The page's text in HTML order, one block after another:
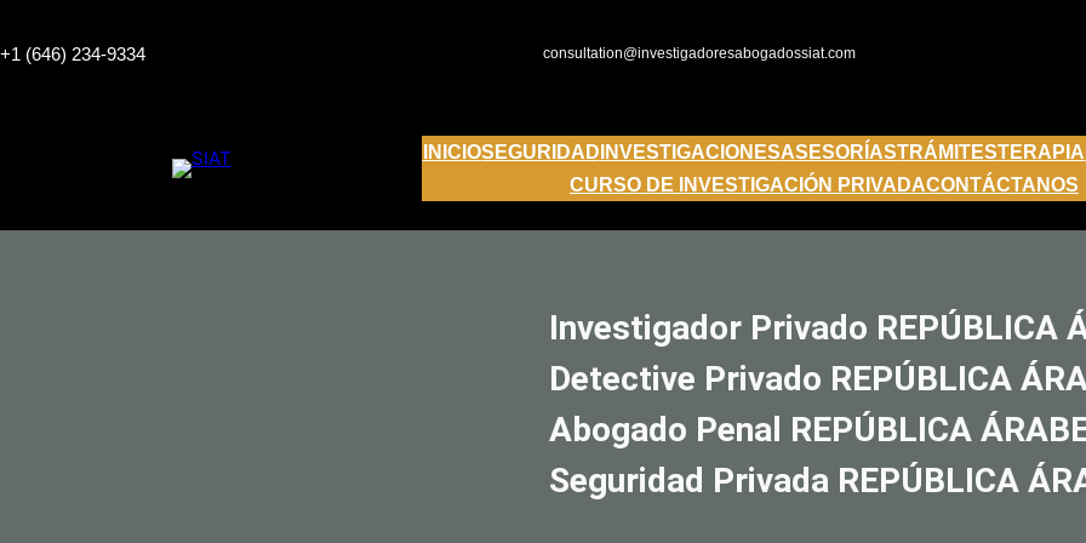
al
+1 (646) 234-9334 consultation@investigadoresabogadossiat.com
INICIOSEGURIDAD INVESTIGACIONESASESORÍASTRÁMITESTERAPIA
CURSO DE INVESTIGACIÓN PRIVADACONTÁCTANOS
Investigador Privado REPÚBLICA
Detective Privado REPÚBLICA
Abogado Penal REPÚBLICA
Seguridad Privada REPÚBLICA